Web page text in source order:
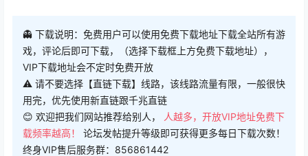
👻 下载说明：免费用户可以使用免费下载地址下载全站所有游
戏，评论后即可下载，（选择下载框上方免费下载地址），
VIP下载地址会不定时免费开放
⚠ 请不要选择【直链下载】线路，该线路流量有限，一般很快
用完，优先使用新直链跟千兆直链
😊 欢迎把我们网站推荐给别人，
人越多，开放VIP地址免费下
载频率越高！ 论坛发帖提升等级即可获得更多每日下载次数！
终身VIP售后服务群：856861442